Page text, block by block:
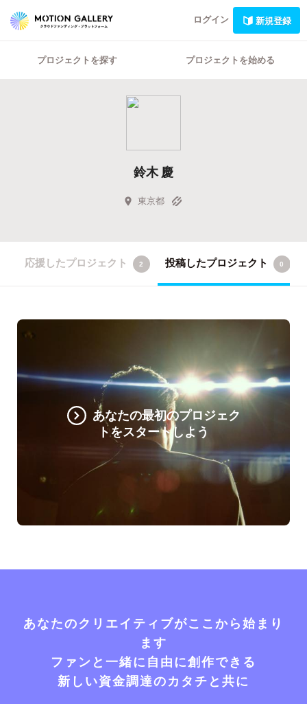
ログイン 新規登録
プロジェクトを探す プロジェクトを始める
鈴木 慶
東京都
応援したプロジェクト 2 投稿したプロジェクト 0
あなたの最初のプロジェク
トをスタートしよう
あなたのクリエイティブがここから始まり
ます
ファンと一緒に自由に創作できる
新しい資金調達のカタチと共に